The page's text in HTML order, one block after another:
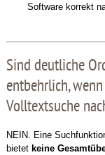
Software korrekt
Sind deutliche
entbehrlich,
Volltextsuche
NEIN. Eine
bietet keine